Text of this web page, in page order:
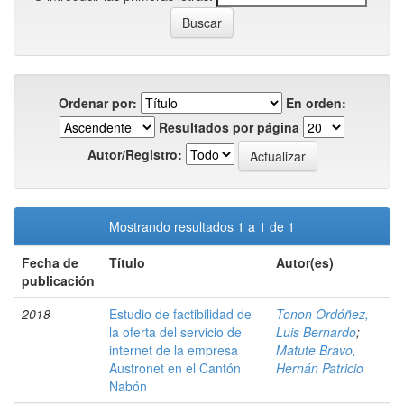
Ordenar por:
En orden:
Resultados por página
Autor/Registro:
Mostrando resultados 1 a 1 de 1
Fecha de
publicación
Título Autor(es)
2018
Estudio de factibilidad de
la oferta del servicio de
internet de la empresa
Austronet en el Cantón
Nabón
Tonon Ordóñez,
Luis Bernardo;
Matute Bravo,
Hernán Patricio